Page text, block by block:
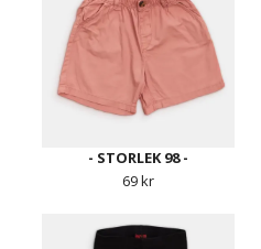
- STORLEK 98 -
69 kr